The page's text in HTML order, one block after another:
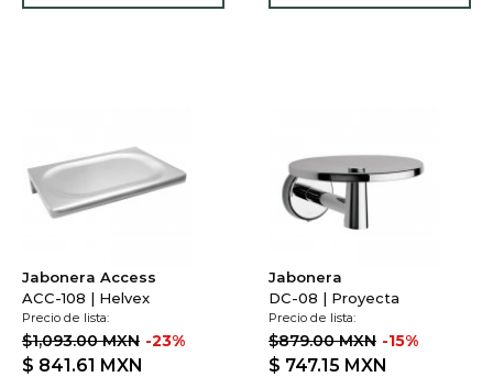
Jabonera Access
ACC-108 | Helvex
Precio de lista:
$1,093.00 MXN -23%
$ 841.61 MXN
Jabonera
DC-08 | Proyecta
Precio de lista:
$879.00 MXN -15%
$ 747.15 MXN